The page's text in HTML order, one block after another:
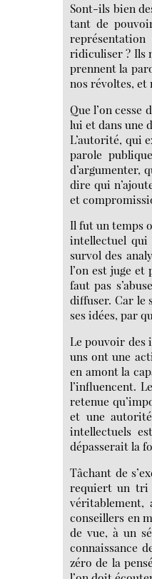
Sont-ils bien
tant de
ridiculiser ? Ils
prennent la
nos révoltes, et
Que l’on cesse
lui et dans une
L’autorité, qui
parole
d’argumenter,
dire qui
et
Il fut un temps
intellectuel qui
survol des
l’on est juge
faut pas
diffuser. Car le
ses idées, par
Le pouvoir des
uns ont une
en amont la
l’influencent.
retenue
et une
intellectuels
dépasserait la
Tâchant de
requiert un tri
conseillers en
de vue, à un
connaissance
zéro de la